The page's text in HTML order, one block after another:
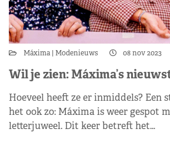
Máxima Modenieuws 08 nov 2023
Wil je zien: Máxima’s
Hoeveel heeft ze er inmiddels? Een
het ook zo: Máxima is weer gespot
letterjuweel. Dit keer betreft het…